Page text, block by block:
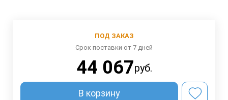
ПОД ЗАКАЗ
Срок поставки от 7 дней
44 067руб.
В корзину